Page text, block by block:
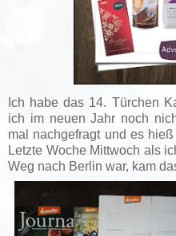
Ich habe das 14. Türchen
ich im neuen Jahr noch
mal nachgefragt und es
Letzte Woche Mittwoch als
Weg nach Berlin war, kam